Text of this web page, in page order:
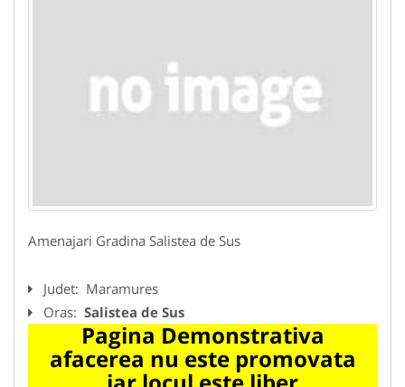
Amenajari Gradina Salistea de Sus
Judet: Maramures
Oras: Salistea de Sus
Pagina Demonstrativa
afacerea nu este promovata